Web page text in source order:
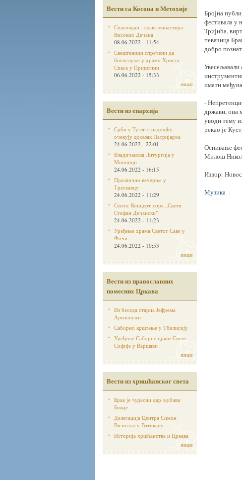
Вести са Косова и Метохије
Спасовдан - слава манастира
Високих Дечана
08.06.2022 - 11:54
Свештеници спречени да
богослуже у храму Христа
Спаса у Приштини
06.06.2022 - 15:33
више
Вести из епархија
Срби у Тузли с радошћу
очекују долазак Патријарха
24.06.2022 - 22:01
Владичанска Литургија у
Мионици
24.06.2022 - 16:15
Празнично вечерње у
Трескавцу
24.06.2022 - 11:29
Сента: Концерт хора „Свети
Стефан Дечанскиˮ
24.06.2022 - 11:23
Уређење храма Светог Саве у
Фочи
24.06.2022 - 10:53
више
Вести из православних
помесних Цркава
Из беседа старца Јефрема
Аризонског
Саборно крштење у Тбилисију
Уређење Саборне цркве Свете
Софије у Варшави
више
Вести из хришћанског света
Брак је чудесни дар љубави
Божје
Делегација Центра Симон
Визентал у Ватикану
Историја хршћанства и Цркава
више
Бројна
фестивала у
Тријића,
певачица
добро
Увесељавали
имати
-
држави, она
уводи тему
рекао је
Оснивање
Милош
Извор:
Музика